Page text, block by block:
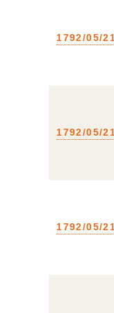
1792/05/
1792/05/
1792/05/